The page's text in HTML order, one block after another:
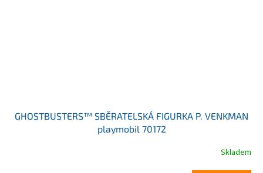
GHOSTBUSTERS™ SBĚRATELSKÁ FIGURKA P. VENKMAN
playmobil 70172
Skladem